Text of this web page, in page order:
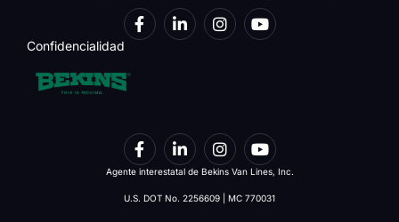
Confidencialidad
Agente interestatal de Bekins Van Lines, Inc.
U.S. DOT No. 2256609 | MC 770031